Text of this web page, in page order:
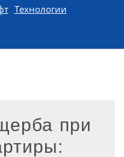
Технологии
при